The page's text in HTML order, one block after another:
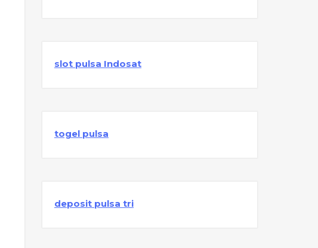
slot pulsa Indosat
togel pulsa
deposit pulsa tri